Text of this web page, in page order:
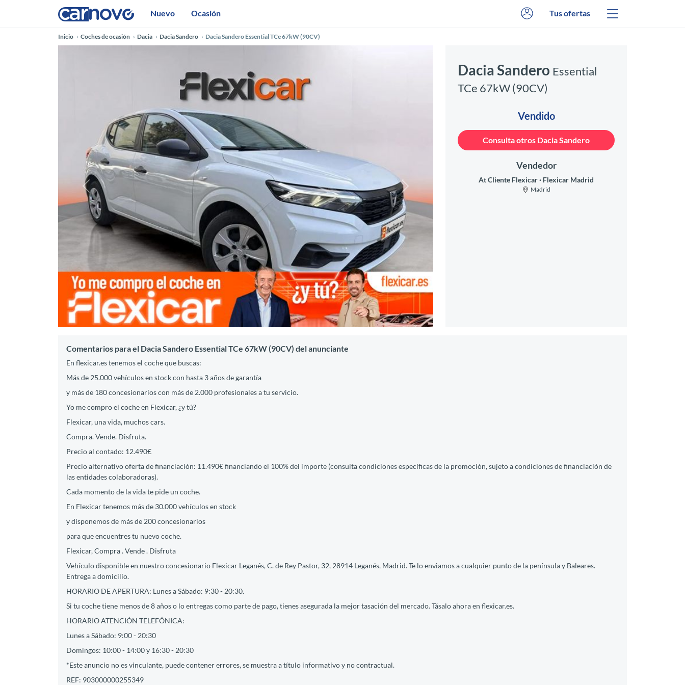
Nuevo Ocasión Tus ofertas
Inicio Coches de ocasión Dacia Dacia Sandero Dacia Sandero Essential TCe 67kW (90CV)
Anterior Siguiente
Dacia Sandero Essential
TCe 67kW (90CV)
Vendido
Consulta otros Dacia Sandero
Vendedor
At Cliente Flexicar Flexicar Madrid
Madrid
Comentarios para el Dacia Sandero Essential TCe 67kW (90CV) del anunciante
En flexicar.es tenemos el coche que buscas:
Más de 25.000 vehículos en stock con hasta 3 años de garantía
y más de 180 concesionarios con más de 2.000 profesionales a tu servicio.
Yo me compro el coche en Flexicar, ¿y tú?
Flexicar, una vida, muchos cars.
Compra. Vende. Disfruta.
Precio al contado: 12.490€
Precio alternativo oferta de financiación: 11.490€ financiando el 100% del importe (consulta condiciones específicas de la promoción, sujeto a condiciones de financiación de
las entidades colaboradoras).
Cada momento de la vida te pide un coche.
En Flexicar tenemos más de 30.000 vehículos en stock
y disponemos de más de 200 concesionarios
para que encuentres tu nuevo coche.
Flexicar, Compra . Vende . Disfruta
Vehículo disponible en nuestro concesionario Flexicar Leganés, C. de Rey Pastor, 32, 28914 Leganés, Madrid. Te lo enviamos a cualquier punto de la península y Baleares.
Entrega a domicilio.
HORARIO DE APERTURA: Lunes a Sábado: 9:30 - 20:30.
Si tu coche tiene menos de 8 años o lo entregas como parte de pago, tienes asegurada la mejor tasación del mercado. Tásalo ahora en flexicar.es.
HORARIO ATENCIÓN TELEFÓNICA:
Lunes a Sábado: 9:00 - 20:30
Domingos: 10:00 - 14:00 y 16:30 - 20:30
*Este anuncio no es vinculante, puede contener errores, se muestra a título informativo y no contractual.
REF: 903000000255349